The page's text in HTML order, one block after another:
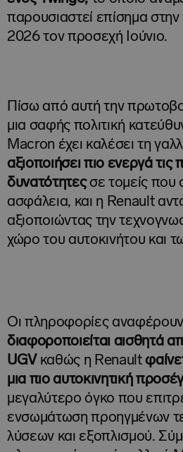
παρουσιαστεί επίσημα
2026 τον προσεχή Ιούνιο.
Πίσω από αυτή την
μια σαφής πολιτική
Macron έχει καλέσει τη
αξιοποιήσει πιο ενεργά τις
δυνατότητεςσε τομείς που
ασφάλεια, και η Renault
αξιοποιώντας την
χώρο του αυτοκινήτου και
Οι πληροφορίες αναφέρουν
διαφοροποιείται αισθητά
UGV καθώς η Renault
μια πιο αυτοκινητική
μεγαλύτερο όγκο που
ενσωμάτωση προηγμένων
λύσεων και εξοπλισμού.